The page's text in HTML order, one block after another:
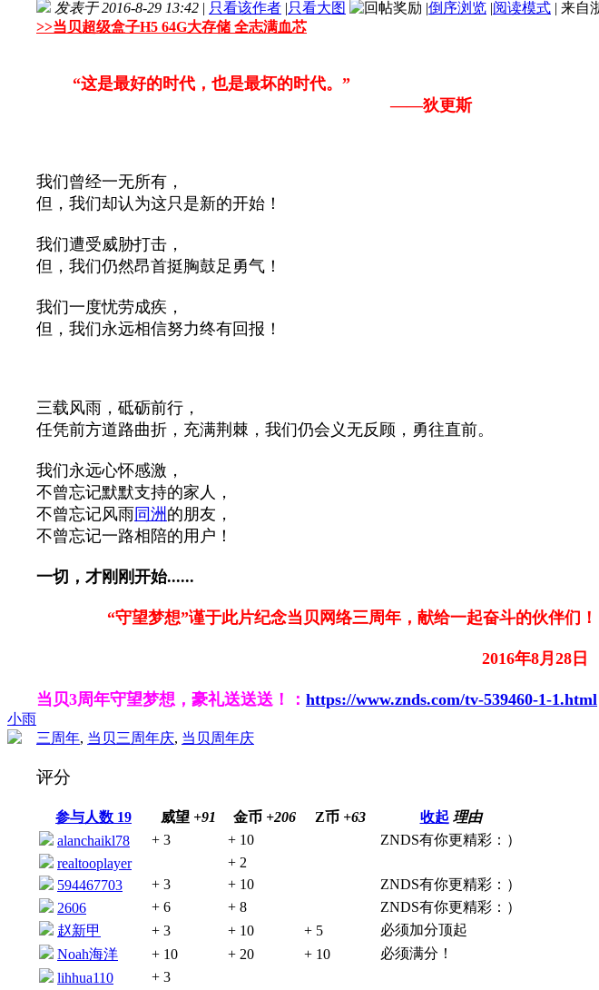
小雨
发表于 2016-8-29 13:42 | 只看该作者 |只看大图 |倒序浏览 |阅读模式 | 来自
>>当贝超级盒子H5 64G大存储 全志满血芯
“这是最好的时代，也是最坏的时代。”
——狄更斯
我们曾经一无所有，
但，我们却认为这只是新的开始！
我们遭受威胁打击，
但，我们仍然昂首挺胸鼓足勇气！
我们一度忧劳成疾，
但，我们永远相信努力终有回报！
三载风雨，砥砺前行，
任凭前方道路曲折，充满荆棘，我们仍会义无反顾，勇往直前。
我们永远心怀感激，
不曾忘记默默支持的家人，
不曾忘记风雨同洲 的朋友，
不曾忘记一路相陪的用户！
一切，才刚刚开始......
“守望梦想”谨于此片纪念当贝网络三周年，献给一起奋斗的伙伴们！
2016年8月28日
当贝3周年守望梦想，豪礼送送送！： https://www.znds.com/tv-539460-1-1.html
三周年, 当贝三周年庆, 当贝周年庆
评分
参与人数 19 威望 +91 金币 +206 Z币 +63 收起 理由
alanchaikl78
+ 3 + 10
ZNDS有你更精彩：）
realtooplayer
+ 2
594467703
+ 3 + 10
ZNDS有你更精彩：）
2606
+ 6 + 8
ZNDS有你更精彩：）
赵新甲
+ 3 + 10 + 5
必须加分顶起
Noah海洋
+ 10 + 20 + 10
必须满分！
lihhua110
+ 3